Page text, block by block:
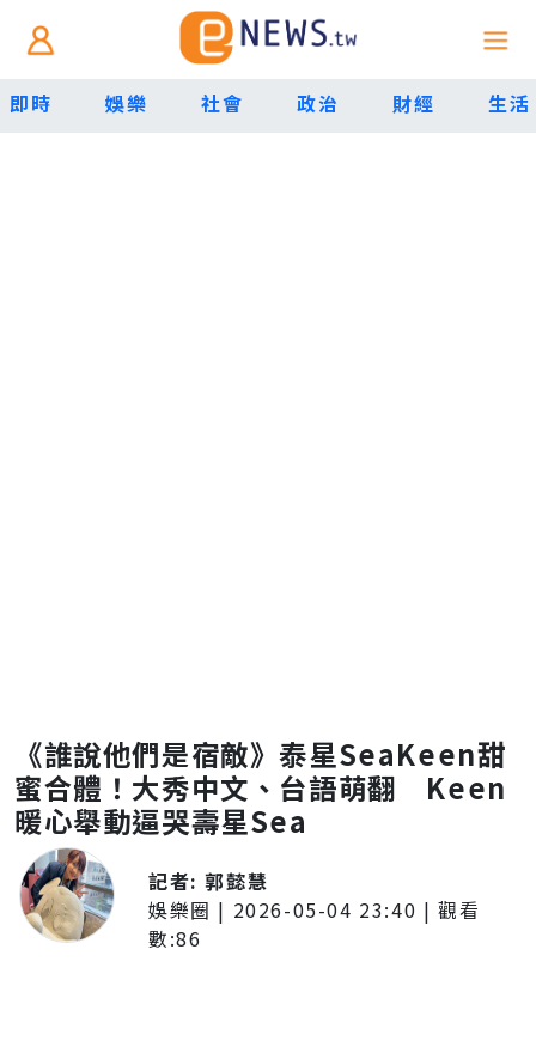
即時 娛樂 社會 政治 財經 生活
《誰說他們是宿敵》泰星SeaKeen甜
蜜合體！大秀中文、台語萌翻 Keen
暖心舉動逼哭壽星Sea
記者:郭懿慧
娛樂圈 | 2026-05-04 23:40 | 觀看
數:86